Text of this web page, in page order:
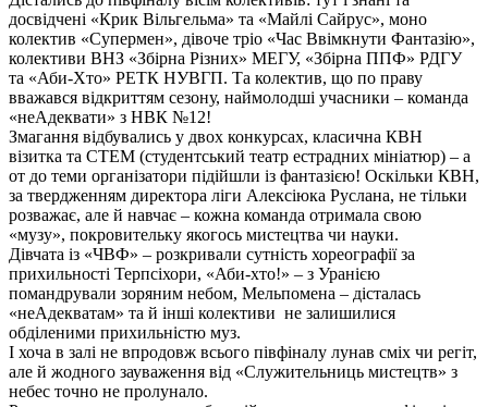
досвідчені «Крик Вільгельма» та «Майлі Сайрус», моно
колектив «Супермен», дівоче тріо «Час Ввімкнути Фантазію»,
колективи ВНЗ «Збірна Різних» МЕГУ, «Збірна ППФ» РДГУ
та «Аби-Хто» РЕТК НУВГП. Та колектив, що по праву
вважався відкриттям сезону, наймолодші учасники – команда
«неАдеквати» з НВК №12!
Змагання відбувались у двох конкурсах, класична КВН
візитка та СТЕМ (студентський театр естрадних мініатюр) – а
от до теми організатори підійшли із фантазією! Оскільки КВН,
за твердженням директора ліги Алексіюка Руслана, не тільки
розважає, але й навчає – кожна команда отримала свою
«музу», покровительку якогось мистецтва чи науки.
Дівчата із «ЧВФ» – розкривали сутність хореографії за
прихильності Терпсіхори, «Аби-хто!» – з Уранією
помандрували зоряним небом, Мельпомена – дісталась
«неАдекватам» та й інші колективи не залишилися
обділеними прихильністю муз.
І хоча в залі не впродовж всього півфіналу лунав сміх чи регіт,
але й жодного зауваження від «Служительниць мистецтв» з
небес точно не пролунало.